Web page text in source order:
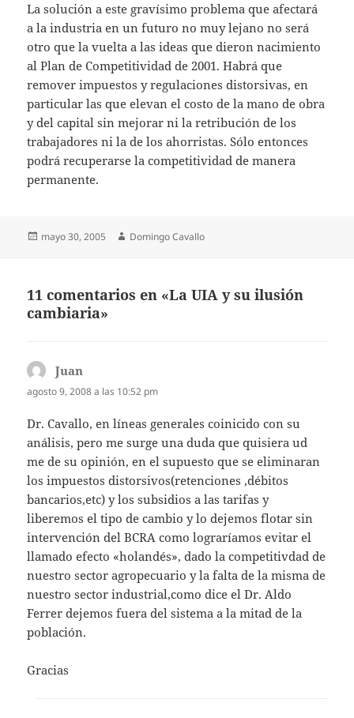
La solución a este gravísimo problema que afectará
a la industria en un futuro no muy lejano no será
otro que la vuelta a las ideas que dieron nacimiento
al Plan de Competitividad de 2001. Habrá que
remover impuestos y regulaciones distorsivas, en
particular las que elevan el costo de la mano de obra
y del capital sin mejorar ni la retribución de los
trabajadores ni la de los ahorristas. Sólo entonces
podrá recuperarse la competitividad de manera
permanente.
Publicado
mayo 30, 2005 Autor
Domingo Cavallo
11 comentarios en «La UIA y su ilusión
cambiaria»
Juan
agosto 9, 2008 a las 10:52 pm
Dr. Cavallo, en líneas generales coinicido con su
análisis, pero me surge una duda que quisiera ud
me de su opinión, en el supuesto que se eliminaran
los impuestos distorsivos(retenciones ,débitos
bancarios,etc) y los subsidios a las tarifas y
liberemos el tipo de cambio y lo dejemos flotar sin
intervención del BCRA como lograríamos evitar el
llamado efecto «holandés», dado la competitivdad de
nuestro sector agropecuario y la falta de la misma de
nuestro sector industrial,como dice el Dr. Aldo
Ferrer dejemos fuera del sistema a la mitad de la
población.
Gracias